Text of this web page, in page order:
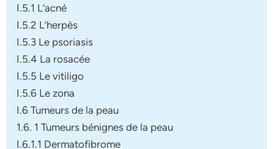
I.5.1 L’acné
I.5.2 L’herpès
I.5.3 Le psoriasis
I.5.4 La rosacée
I.5.5 Le vitiligo
I.5.6 Le zona
I.6 Tumeurs de la peau
1.6. 1 Tumeurs bénignes de la peau
I.6.1.1 Dermatofibrome